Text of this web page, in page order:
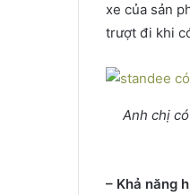
xe của sản
trượt đi khi
Anh chị
– Khả năng